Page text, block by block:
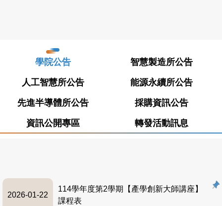
學院公告 智慧製造所公告
人工智慧所公告 能源永續所公告
先進半導體所公告 採購資訊公告
資訊公開專區 轉發活動訊息
2026-01-22
114學年度第2學期【產學創新大師講座】
課程表